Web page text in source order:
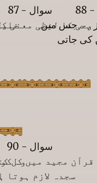
سوال - 87
وحی کا لفظی معنی
ہے جس میں
کی جاتی
وہ
سوال - 90
قرآن مجید میں کل
سجدہ لازم ہوتا